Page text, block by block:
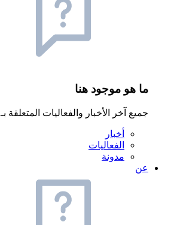
ما هو موجود هنا
جميع آخر الأخبار والفعاليات المتعلقة بـ JIA-at-NRAS.
أخبار
الفعاليات
مدونة
عن